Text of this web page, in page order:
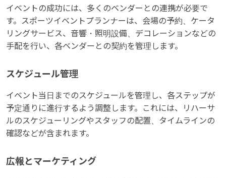
イベントの成功には、多くのベンダーとの連携が必要で
す。スポーツイベントプランナーは、会場の予約、ケータ
リングサービス、音響・照明設備、デコレーションなどの
手配を行い、各ベンダーとの契約を管理します。
スケジュール管理
イベント当日までのスケジュールを管理し、各ステップが
予定通りに進行するよう調整します。これには、リハーサ
ルのスケジューリングやスタッフの配置、タイムラインの
確認などが含まれます。
広報とマーケティング